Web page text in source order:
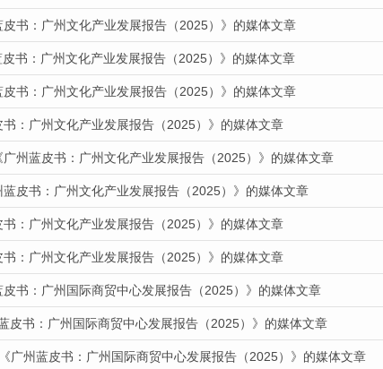
书：广州文化产业发展报告（2025）》的媒体文章
书：广州文化产业发展报告（2025）》的媒体文章
书：广州文化产业发展报告（2025）》的媒体文章
：广州文化产业发展报告（2025）》的媒体文章
州蓝皮书：广州文化产业发展报告（2025）》的媒体文章
皮书：广州文化产业发展报告（2025）》的媒体文章
：广州文化产业发展报告（2025）》的媒体文章
：广州文化产业发展报告（2025）》的媒体文章
书：广州国际商贸中心发展报告（2025）》的媒体文章
皮书：广州国际商贸中心发展报告（2025）》的媒体文章
广州蓝皮书：广州国际商贸中心发展报告（2025）》的媒体文章